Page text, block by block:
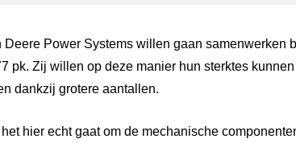
Deere Power Systems willen gaan samenwerken
pk. Zij willen op deze manier hun sterktes
dankzij grotere aantallen.
hier echt gaat om de mechanische